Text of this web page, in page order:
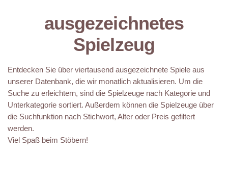
ausgezeichnetes
Spielzeug
Entdecken Sie über viertausend ausgezeichnete Spiele aus
unserer Datenbank, die wir monatlich aktualisieren. Um die
Suche zu erleichtern, sind die Spielzeuge nach Kategorie und
Unterkategorie sortiert. Außerdem können die Spielzeuge über
die Suchfunktion nach Stichwort, Alter oder Preis gefiltert
werden.
Viel Spaß beim Stöbern!